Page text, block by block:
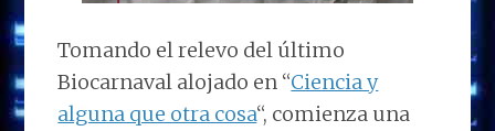
Tomando el relevo del último
Biocarnaval alojado en “Ciencia y
alguna que otra cosa“, comienza una